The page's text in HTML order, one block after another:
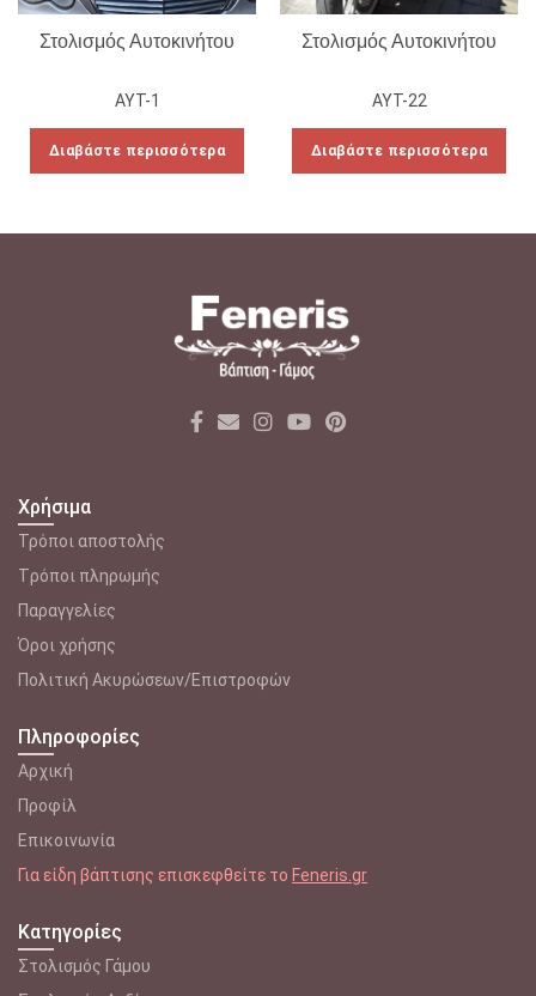
Στολισμός Αυτοκινήτου
ΑΥΤ-1
Διαβάστε περισσότερα
Στολισμός Αυτοκινήτου
ΑΥΤ-22
Διαβάστε περισσότερα
Χρήσιμα
Τρόποι αποστολής
Tρόποι πληρωμής
Παραγγελίες
Όροι χρήσης
Πολιτική Ακυρώσεων/Επιστροφών
Πληροφορίες
Αρχική
Προφίλ
Επικοινωνία
Για είδη βάπτισης επισκεφθείτε το Feneris.gr
Κατηγορίες
Στολισμός Γάμου